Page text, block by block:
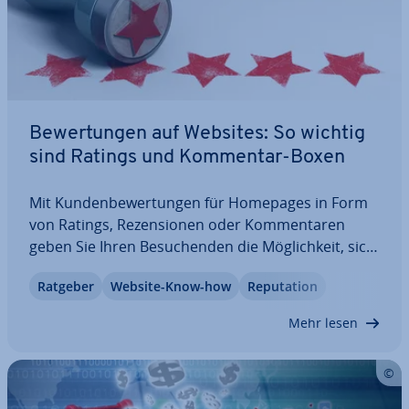
Be­wer­tun­gen auf Websites: So wichtig
sind Ratings und Kommentar-Boxen
Mit Kun­den­be­wer­tun­gen für Homepages in Form
von Ratings, Re­zen­sio­nen oder Kom­men­ta­ren
geben Sie Ihren Be­su­chen­den die Mög­lich­keit, sich
Vertrauen in Ihr Angebot. Lesen Sie in unserem
Ratgeber Website-Know-how Re­pu­ta­ti­on
Mehr lesen